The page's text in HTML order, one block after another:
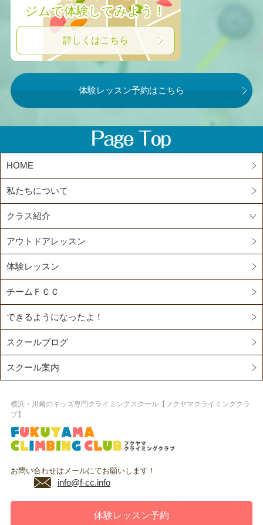
ジムで体験してみよう！
詳しくはこちら
体験レッスン予約はこちら
HOME
私たちについて
クラス紹介
アウトドアレッスン
体験レッスン
チームＦＣＣ
できるようになったよ！
スクールブログ
スクール案内
横浜・川崎のキッズ専門クライミングスクール【フクヤマクライミングクラ
ブ】
お問い合わせはメールにてお願いします！
info@f-cc.info
体験レッスン予約